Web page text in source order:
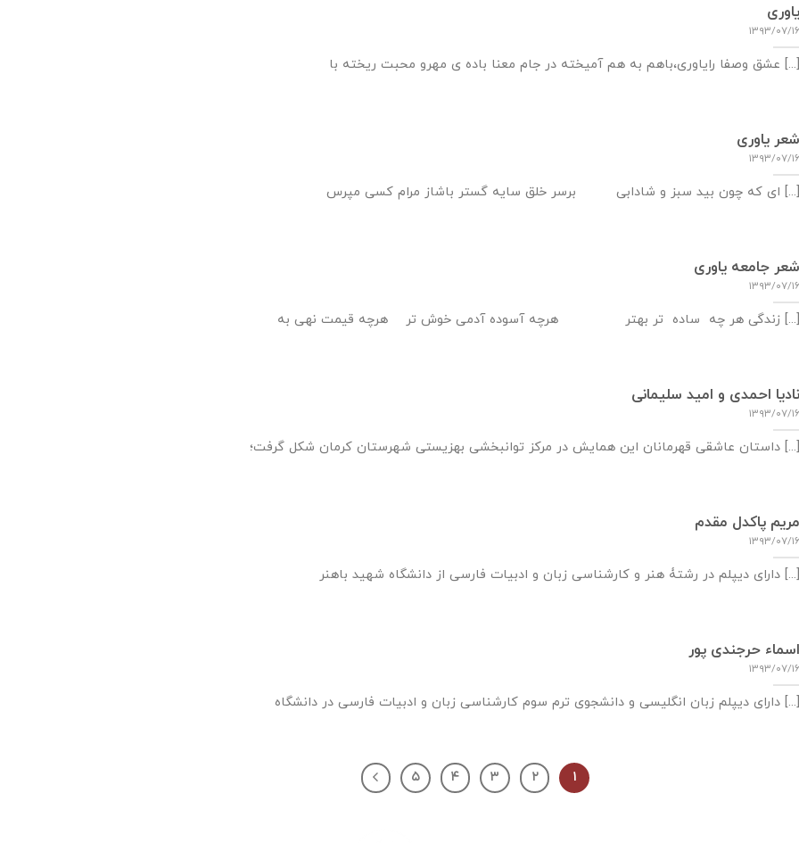
یاوری
۱۳۹۳/۰۷/۱۶
عشق وصفا رایاوری،باهم به هم آمیخته در جام معنا باده ی مهرو محبت ریخته با [...]
شعر یاوری
۱۳۹۳/۰۷/۱۶
ای که چون بید سبز و شادابی برسر خلق سایه گستر باشاز مرام کسی مپرس [...]
شعر جامعه یاوری
۱۳۹۳/۰۷/۱۶
زندگی هر چه ساده تر بهتر هرچه آسوده آدمی خوش تر هرچه قیمت نهی به [...]
نادیا احمدی و امید سلیمانی
۱۳۹۳/۰۷/۱۶
داستان عاشقی قهرمانان این همایش در مرکز توانبخشی بهزیستی شهرستان کرمان شکل گرفت؛ [...]
مریم پاکدل مقدم
۱۳۹۳/۰۷/۱۶
دارای دیپلم در رشتۀ هنر و کارشناسی زبان و ادبیات فارسی از دانشگاه شهید باهنر [...]
اسماء حرجندی پور
۱۳۹۳/۰۷/۱۶
دارای دیپلم زبان انگلیسی و دانشجوی ترم سوم کارشناسی زبان و ادبیات فارسی در دانشگاه [...]
۱ ۲ ۳ ۴ ۵